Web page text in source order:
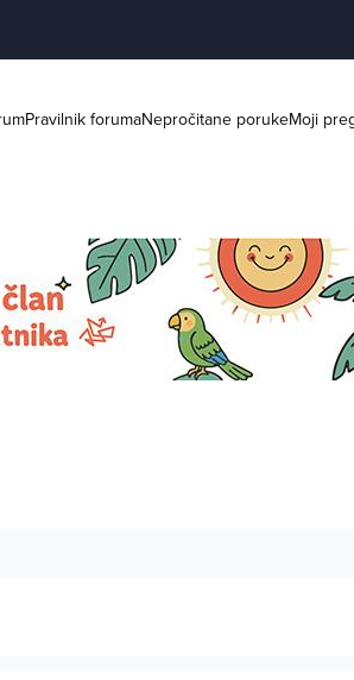
Pravilnik forumaNepročitane porukeMoji